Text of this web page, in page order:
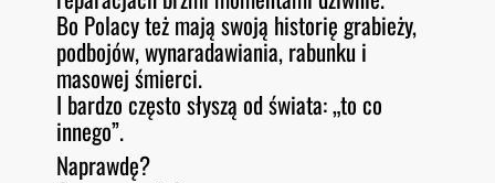
Bo Polacy też mają swoją historię grabieży,
podbojów, wynaradawiania, rabunku i
masowej śmierci.
I bardzo często słyszą od świata: „to co
innego”.
Naprawdę?